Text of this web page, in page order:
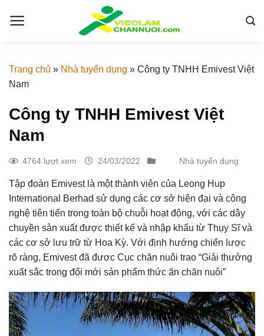
Trang chủ » Nhà tuyển dụng » Công ty TNHH Emivest Việt
Nam
Công ty TNHH Emivest Việt
Nam
4764 lượt xem 24/03/2022 Nhà tuyển dụng
Tập đoàn Emivest là một thành viên của Leong Hup
International Berhad sử dụng các cơ sở hiện đại và công
nghệ tiên tiến trong toàn bộ chuỗi hoạt động, với các dây
chuyền sản xuất được thiết kế và nhập khẩu từ Thụy Sĩ và
các cơ sở lưu trữ từ Hoa Kỳ. Với định hướng chiến lược
rõ ràng, Emivest đã được Cục chăn nuôi trao “Giải thưởng
xuất sắc trong đổi mới sản phẩm thức ăn chăn nuôi”